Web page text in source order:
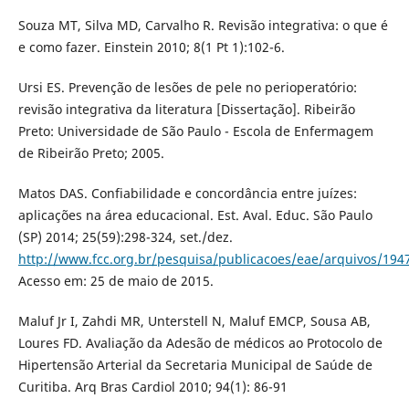
Souza MT, Silva MD, Carvalho R. Revisão integrativa: o que é
e como fazer. Einstein 2010; 8(1 Pt 1):102-6.
Ursi ES. Prevenção de lesões de pele no perioperatório:
revisão integrativa da literatura [Dissertação]. Ribeirão
Preto: Universidade de São Paulo - Escola de Enfermagem
de Ribeirão Preto; 2005.
Matos DAS. Confiabilidade e concordância entre juízes:
aplicações na área educacional. Est. Aval. Educ. São Paulo
(SP) 2014; 25(59):298-324, set./dez.
http://www.fcc.org.br/pesquisa/publicacoes/eae/arquivos/
Acesso em: 25 de maio de 2015.
Maluf Jr I, Zahdi MR, Unterstell N, Maluf EMCP, Sousa AB,
Loures FD. Avaliação da Adesão de médicos ao Protocolo de
Hipertensão Arterial da Secretaria Municipal de Saúde de
Curitiba. Arq Bras Cardiol 2010; 94(1): 86-91